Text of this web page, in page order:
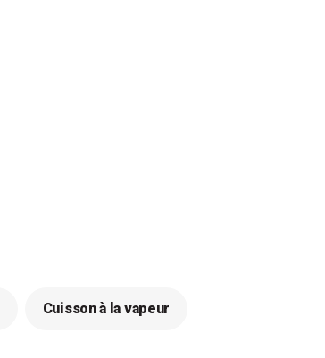
Cuisson à la vapeur